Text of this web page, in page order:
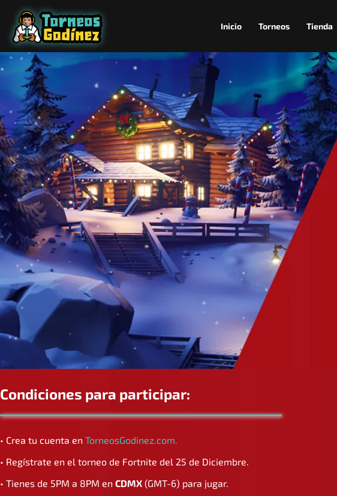
Inicio Torneos Tienda
Condiciones para participar:
• Crea tu cuenta en TorneosGodinez.com.
• Regístrate en el torneo de Fortnite del 25 de Diciembre.
• Tienes de 5PM a 8PM en CDMX (GMT-6) para jugar.